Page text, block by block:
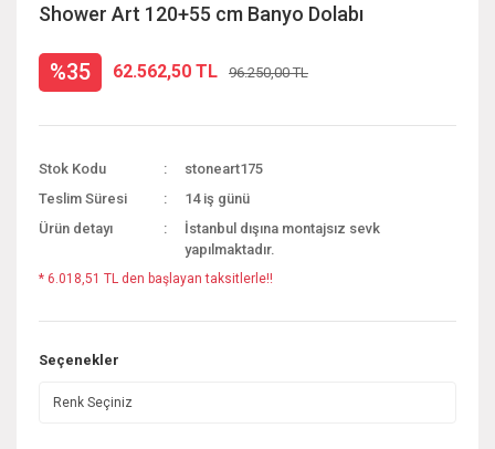
Shower Art 120+55 cm Banyo Dolabı
%35 62.562,50 TL 96.250,00 TL
Stok Kodu
stoneart175
Teslim Süresi
14 iş günü
Ürün detayı
İstanbul dışına montajsız sevk
yapılmaktadır.
* 6.018,51 TL den başlayan taksitlerle!!
Seçenekler